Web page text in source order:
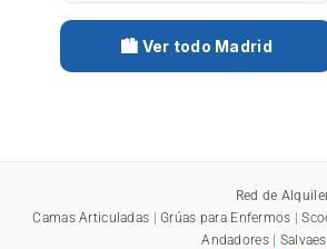
🏙️ Ver todo Madrid
Red de
Camas Articuladas |Grúas para Enfermos |
Andadores|